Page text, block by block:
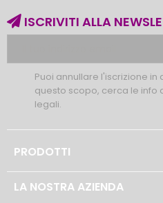
ISCRIVITI ALLA
Puoi annullare l'iscrizione in
questo scopo, cerca le info
legali.
PRODOTTI
LA NOSTRA AZIENDA